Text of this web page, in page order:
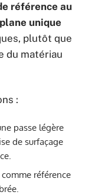
référence au
unique
plutôt que
du matériau
:
passe légère
de surfaçage
référence